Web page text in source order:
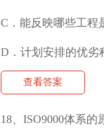
C．能反映哪些工程
D．计划安排的优劣
查看答案
18、ISO9000体系的